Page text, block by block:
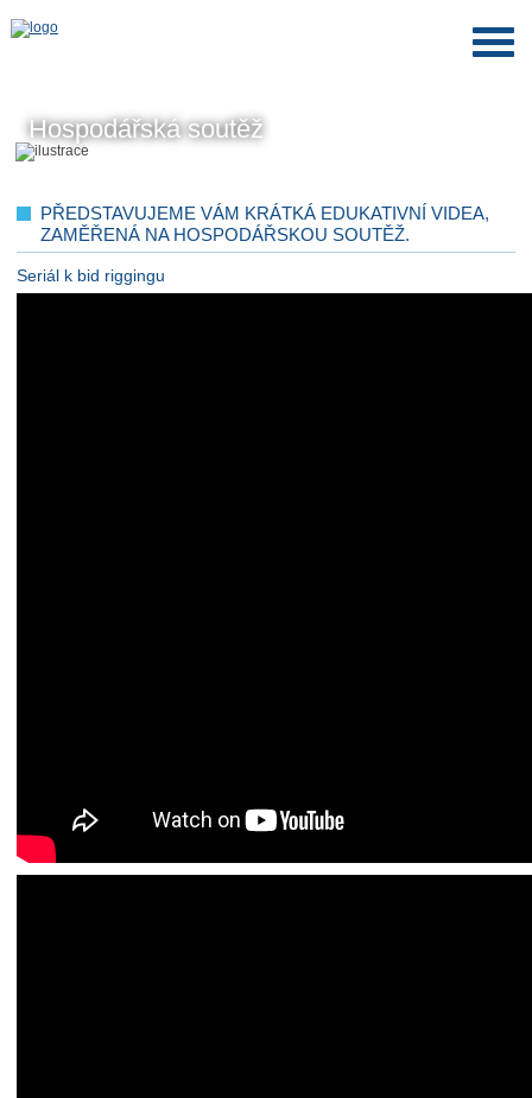
Hospodářská soutěž
PŘEDSTAVUJEME VÁM KRÁTKÁ EDUKATIVNÍ VIDEA,
ZAMĚŘENÁ NA HOSPODÁŘSKOU SOUTĚŽ.
Seriál k bid riggingu